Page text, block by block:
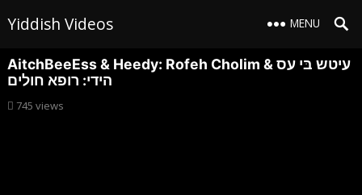
Yiddish Videos MENU
AitchBeeEss & Heedy: Rofeh Cholim עיטש בּי עס &
הידי: רופא חולים
745 views